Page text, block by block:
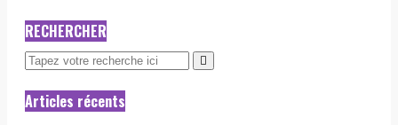
RECHERCHER
Articles récents